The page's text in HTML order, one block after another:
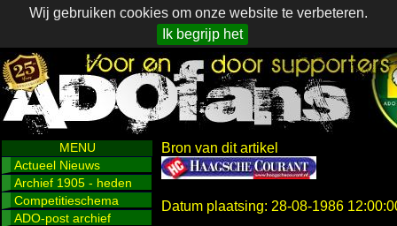
Wij gebruiken cookies om onze website te verbeteren.
Ik begrijp het
MENU
Actueel Nieuws
Archief 1905 - heden
Competitieschema
ADO-post archief
Bron van dit artikel
Datum plaatsing: 28-08-1986